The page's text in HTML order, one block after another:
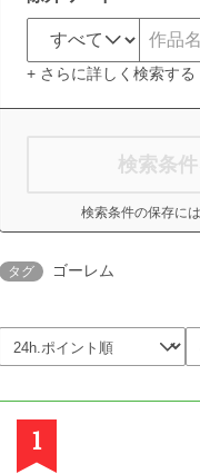
+ さらに詳しく検索する
検索条
検索条件の保存には
タグ ゴーレム
1